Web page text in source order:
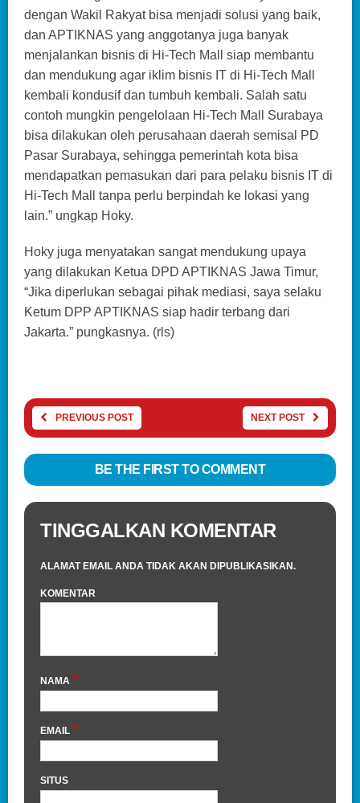
dengan Wakil Rakyat bisa menjadi solusi yang baik,
dan APTIKNAS yang anggotanya juga banyak
menjalankan bisnis di Hi-Tech Mall siap membantu
dan mendukung agar iklim bisnis IT di Hi-Tech Mall
kembali kondusif dan tumbuh kembali. Salah satu
contoh mungkin pengelolaan Hi-Tech Mall Surabaya
bisa dilakukan oleh perusahaan daerah semisal PD
Pasar Surabaya, sehingga pemerintah kota bisa
mendapatkan pemasukan dari para pelaku bisnis IT di
Hi-Tech Mall tanpa perlu berpindah ke lokasi yang
lain.” ungkap Hoky.
Hoky juga menyatakan sangat mendukung upaya
yang dilakukan Ketua DPD APTIKNAS Jawa Timur,
“Jika diperlukan sebagai pihak mediasi, saya selaku
Ketum DPP APTIKNAS siap hadir terbang dari
Jakarta.” pungkasnya. (rls)
PREVIOUS POST NEXT POST
BE THE FIRST TO COMMENT
TINGGALKAN KOMENTAR
ALAMAT EMAIL ANDA TIDAK AKAN DIPUBLIKASIKAN.
KOMENTAR
NAMA *
EMAIL *
SITUS